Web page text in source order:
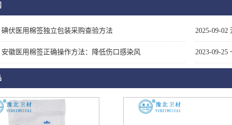
碘伏医用棉签独立包装采购查验方法 2025-09-02
安徽医用棉签正确操作方法：降低伤口感染风 2023-09-25